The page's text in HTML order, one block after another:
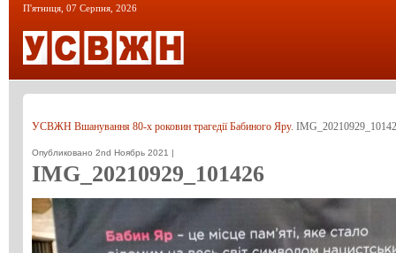
П'ятниця, 07 Серпня, 2026
УСВЖН Вшанування 80-х роковин трагедії Бабиного Яру.
Опубликовано 2nd Ноябрь 2021 |
IMG_20210929_101426